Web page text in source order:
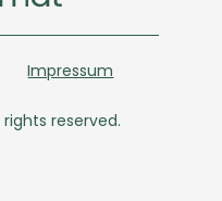
reserved.
Impressum